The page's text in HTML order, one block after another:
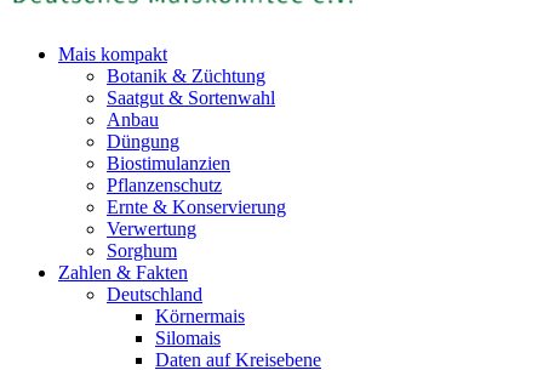
Mais kompakt
Botanik & Züchtung
Saatgut & Sortenwahl
Anbau
Düngung
Biostimulanzien
Pflanzenschutz
Ernte & Konservierung
Verwertung
Sorghum
Zahlen & Fakten
Deutschland
Körnermais
Silomais
Daten auf Kreisebene